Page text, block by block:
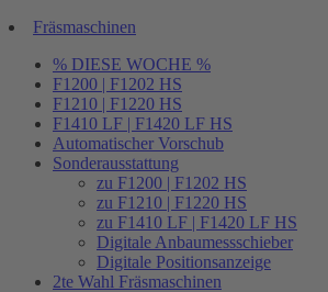
Fräsmaschinen
% DIESE WOCHE %
F1200 | F1202 HS
F1210 | F1220 HS
F1410 LF | F1420 LF HS
Automatischer Vorschub
Sonderausstattung
zu F1200 | F1202 HS
zu F1210 | F1220 HS
zu F1410 LF | F1420 LF HS
Digitale Anbaumessschieber
Digitale Positionsanzeige
2te Wahl Fräsmaschinen